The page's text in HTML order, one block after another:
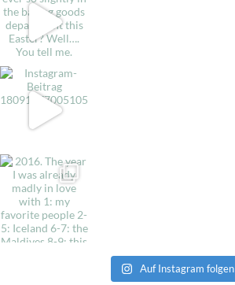
Auf Instagram folgen